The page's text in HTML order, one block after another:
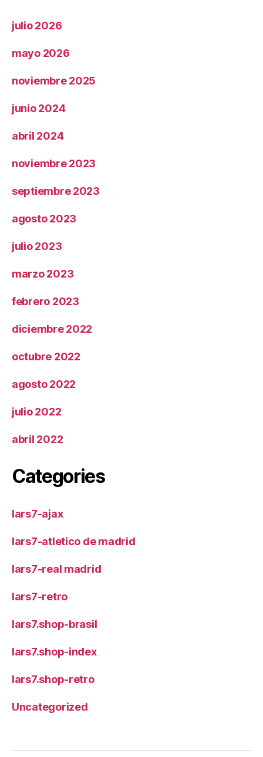
julio 2026
mayo 2026
noviembre 2025
junio 2024
abril 2024
noviembre 2023
septiembre 2023
agosto 2023
julio 2023
marzo 2023
febrero 2023
diciembre 2022
octubre 2022
agosto 2022
julio 2022
abril 2022
Categories
lars7-ajax
lars7-atletico de madrid
lars7-real madrid
lars7-retro
lars7.shop-brasil
lars7.shop-index
lars7.shop-retro
Uncategorized